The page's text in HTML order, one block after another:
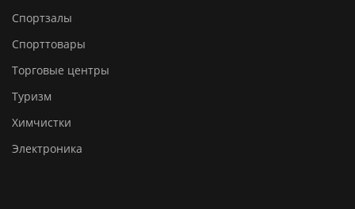
Спортзалы
Спорттовары
Торговые центры
Туризм
Химчистки
Электроника